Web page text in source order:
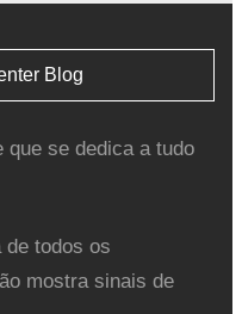
Blog
se dedica a tudo
de todos os
mostra sinais de